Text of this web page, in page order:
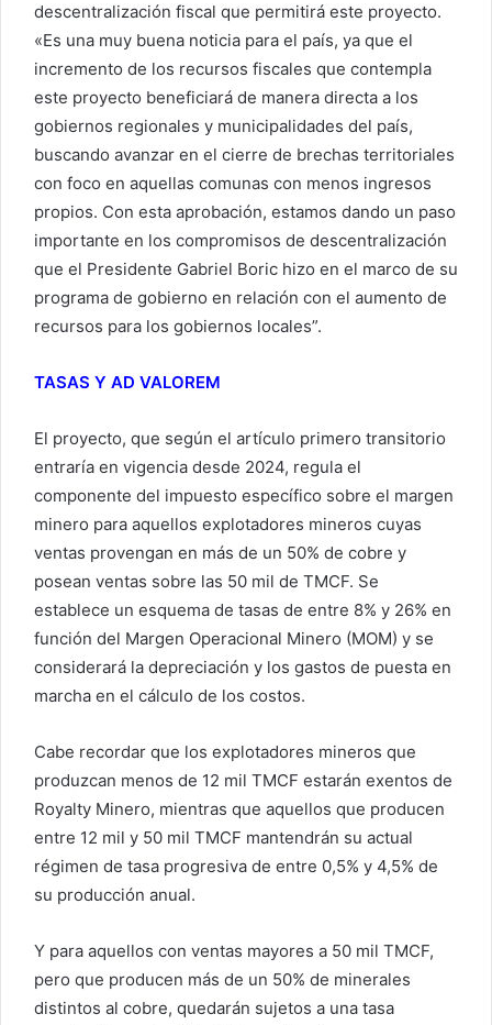
descentralización fiscal que permitirá este proyecto.
«Es una muy buena noticia para el país, ya que el
incremento de los recursos fiscales que contempla
este proyecto beneficiará de manera directa a los
gobiernos regionales y municipalidades del país,
buscando avanzar en el cierre de brechas territoriales
con foco en aquellas comunas con menos ingresos
propios. Con esta aprobación, estamos dando un paso
importante en los compromisos de descentralización
que el Presidente Gabriel Boric hizo en el marco de su
programa de gobierno en relación con el aumento de
recursos para los gobiernos locales”.
TASAS Y AD VALOREM
El proyecto, que según el artículo primero transitorio
entraría en vigencia desde 2024, regula el
componente del impuesto específico sobre el margen
minero para aquellos explotadores mineros cuyas
ventas provengan en más de un 50% de cobre y
posean ventas sobre las 50 mil de TMCF. Se
establece un esquema de tasas de entre 8% y 26% en
función del Margen Operacional Minero (MOM) y se
considerará la depreciación y los gastos de puesta en
marcha en el cálculo de los costos.
Cabe recordar que los explotadores mineros que
produzcan menos de 12 mil TMCF estarán exentos de
Royalty Minero, mientras que aquellos que producen
entre 12 mil y 50 mil TMCF mantendrán su actual
régimen de tasa progresiva de entre 0,5% y 4,5% de
su producción anual.
Y para aquellos con ventas mayores a 50 mil TMCF,
pero que producen más de un 50% de minerales
distintos al cobre, quedarán sujetos a una tasa